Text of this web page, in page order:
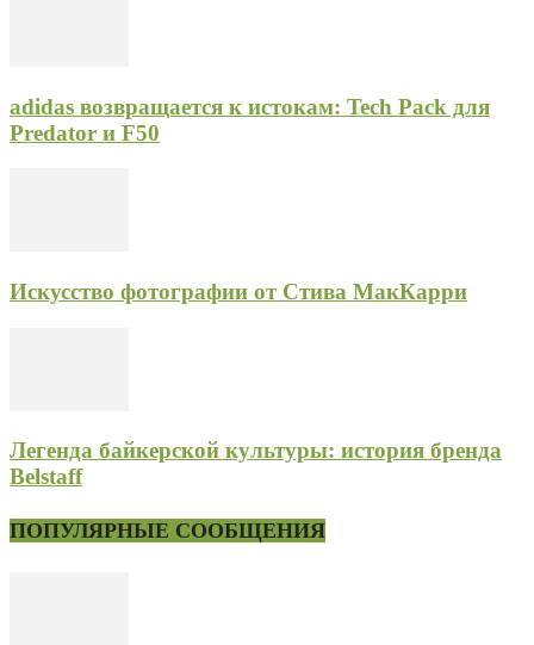
adidas возвращается к истокам: Tech Pack для
Predator и F50
Искусство фотографии от Стива МакКарри
Легенда байкерской культуры: история бренда
Belstaff
ПОПУЛЯРНЫЕ СООБЩЕНИЯ